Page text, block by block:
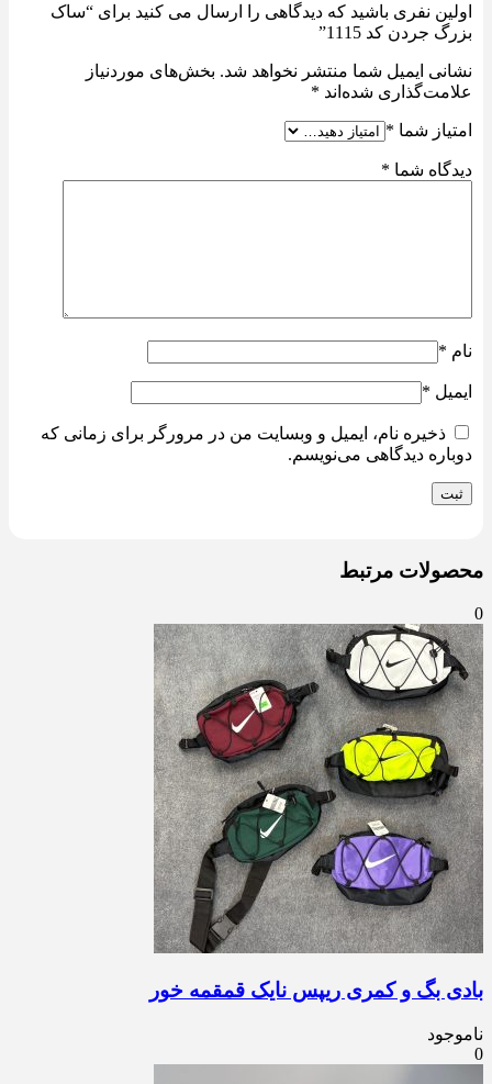
اولین نفری باشید که دیدگاهی را ارسال می کنید برای “ساک
بزرگ جردن کد 1115”
نشانی ایمیل شما منتشر نخواهد شد. بخش‌های موردنیاز
علامت‌گذاری شده‌اند *
امتیاز شما *
دیدگاه شما *
نام *
ایمیل *
ذخیره نام، ایمیل و وبسایت من در مرورگر برای زمانی که
دوباره دیدگاهی می‌نویسم.
محصولات مرتبط
0
بادی بگ و کمری ریپس نایک قمقمه خور
ناموجود
0